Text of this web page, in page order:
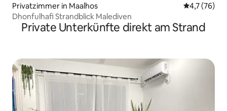
Privatzimmer in Maalhos
4,7 (76)
Dhonfulhafi Strandblick Malediven
Private Unterkünfte direkt am Strand